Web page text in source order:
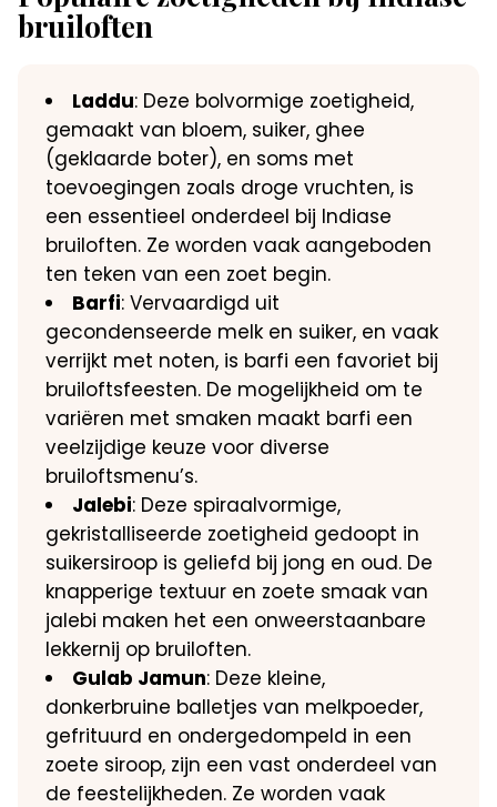
bruiloften
Laddu: Deze bolvormige zoetigheid,
gemaakt van bloem, suiker, ghee
(geklaarde boter), en soms met
toevoegingen zoals droge vruchten, is
een essentieel onderdeel bij Indiase
bruiloften. Ze worden vaak aangeboden
ten teken van een zoet begin.
Barfi: Vervaardigd uit
gecondenseerde melk en suiker, en vaak
verrijkt met noten, is barfi een favoriet bij
bruiloftsfeesten. De mogelijkheid om te
variëren met smaken maakt barfi een
veelzijdige keuze voor diverse
bruiloftsmenu’s.
Jalebi: Deze spiraalvormige,
gekristalliseerde zoetigheid gedoopt in
suikersiroop is geliefd bij jong en oud. De
knapperige textuur en zoete smaak van
jalebi maken het een onweerstaanbare
lekkernij op bruiloften.
Gulab Jamun: Deze kleine,
donkerbruine balletjes van melkpoeder,
gefrituurd en ondergedompeld in een
zoete siroop, zijn een vast onderdeel van
de feestelijkheden. Ze worden vaak